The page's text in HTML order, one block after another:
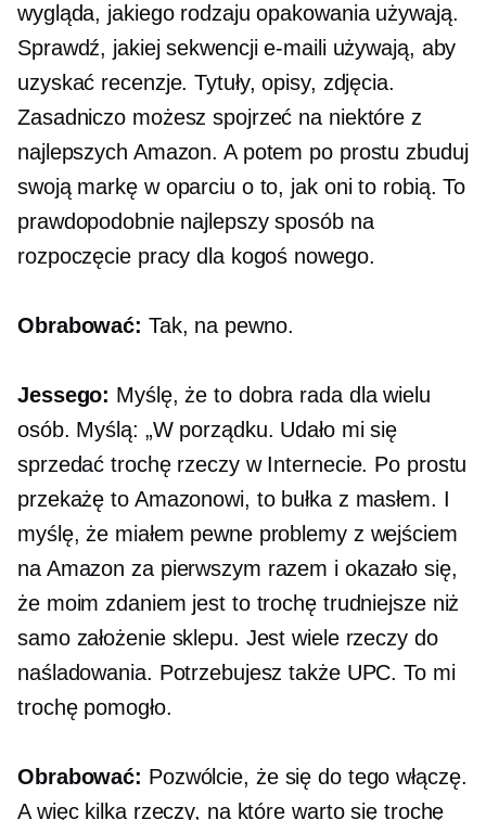
wygląda, jakiego rodzaju opakowania używają.
Sprawdź, jakiej sekwencji e-maili używają, aby
uzyskać recenzje. Tytuły, opisy, zdjęcia.
Zasadniczo możesz spojrzeć na niektóre z
najlepszych Amazon. A potem po prostu zbuduj
swoją markę w oparciu o to, jak oni to robią. To
prawdopodobnie najlepszy sposób na
rozpoczęcie pracy dla kogoś nowego.
Obrabować: Tak, na pewno.
Jessego: Myślę, że to dobra rada dla wielu
osób. Myślą: „W porządku. Udało mi się
sprzedać trochę rzeczy w Internecie. Po prostu
przekażę to Amazonowi, to bułka z masłem. I
myślę, że miałem pewne problemy z wejściem
na Amazon za pierwszym razem i okazało się,
że moim zdaniem jest to trochę trudniejsze niż
samo założenie sklepu. Jest wiele rzeczy do
naśladowania. Potrzebujesz także UPC. To mi
trochę pomogło.
Obrabować: Pozwólcie, że się do tego włączę.
A więc kilka rzeczy, na które warto się trochę